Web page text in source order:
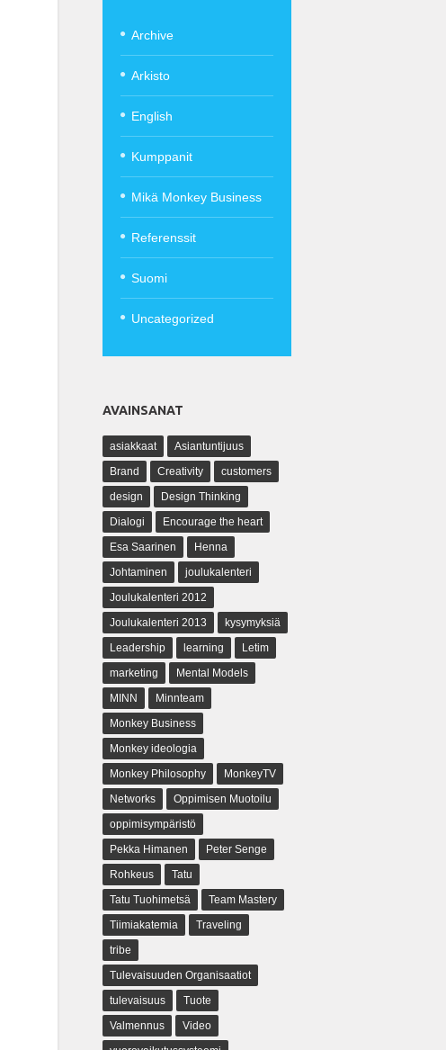
Archive
Arkisto
English
Kumppanit
Mikä Monkey Business
Referenssit
Suomi
Uncategorized
AVAINSANAT
asiakkaat
Asiantuntijuus
Brand
Creativity
customers
design
Design Thinking
Dialogi
Encourage the heart
Esa Saarinen
Henna
Johtaminen
joulukalenteri
Joulukalenteri 2012
Joulukalenteri 2013
kysymyksiä
Leadership
learning
Letim
marketing
Mental Models
MINN
Minnteam
Monkey Business
Monkey ideologia
Monkey Philosophy
MonkeyTV
Networks
Oppimisen Muotoilu
oppimisympäristö
Pekka Himanen
Peter Senge
Rohkeus
Tatu
Tatu Tuohimetsä
Team Mastery
Tiimiakatemia
Traveling
tribe
Tulevaisuuden Organisaatiot
tulevaisuus
Tuote
Valmennus
Video